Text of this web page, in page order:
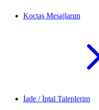
Koçtaş Mesajlarım
İade / İptal Taleplerim